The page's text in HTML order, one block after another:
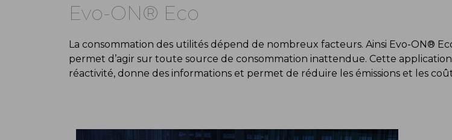
Evo-ON® Eco
La consommation des utilités dépend de nombreux facteurs. Ainsi Evo-ON®
permet d’agir sur toute source de consommation inattendue. Cette
réactivité, donne des informations et permet de réduire les émissions et les